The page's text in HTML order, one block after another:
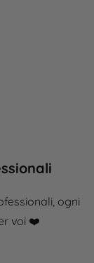
ogni
voi ❤️​